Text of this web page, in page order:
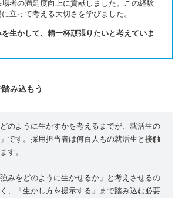
者の満足度向上に貢献しました。この経験
立って考える大切さを学びました。
生かして、精一杯頑張りたいと考えていま
み込もう
のように生かすかを考えるまでが、就活生の
」です。採用担当者は何百人もの就活生と接触
す。
強みをどのように生かせるか」と考えさせるの
、「生かし方を提示する」まで踏み込む必要